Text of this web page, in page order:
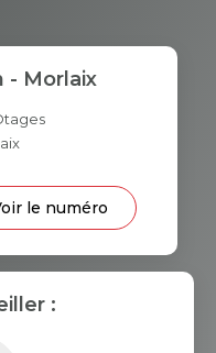
DES MÉNAGES SANS
ET CRÈCHES
- Morlaix
le numéro
: